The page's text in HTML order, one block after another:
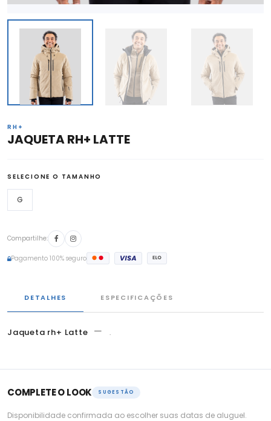
RH+
JAQUETA RH+ LATTE
SELECIONE O TAMANHO
G
Compartilhe:
Pagamento 100% seguro
DETALHES ESPECIFICAÇÕES
Jaqueta rh+ Latte — .
COMPLETE O LOOK SUGESTÃO
Disponibilidade confirmada ao escolher suas datas de aluguel.